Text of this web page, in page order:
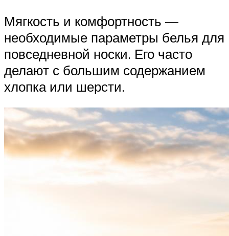
Мягкость и комфортность —
необходимые параметры белья для
повседневной носки. Его часто
делают с большим содержанием
хлопка или шерсти.